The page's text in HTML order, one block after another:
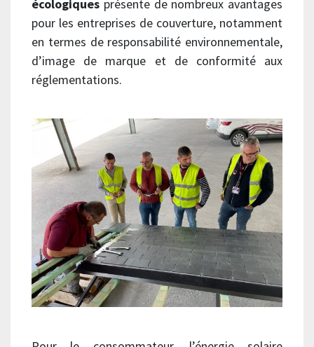
écologiques présente de nombreux avantages
pour les entreprises de couverture, notamment
en termes de responsabilité environnementale,
d’image de marque et de conformité aux
réglementations.